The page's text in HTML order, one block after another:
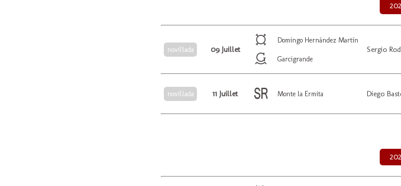
novillada 09 Juillet
Domingo Hernández Martín
Garcigrande
Sergio
novillada 11 Juillet Monte la Ermita Diego